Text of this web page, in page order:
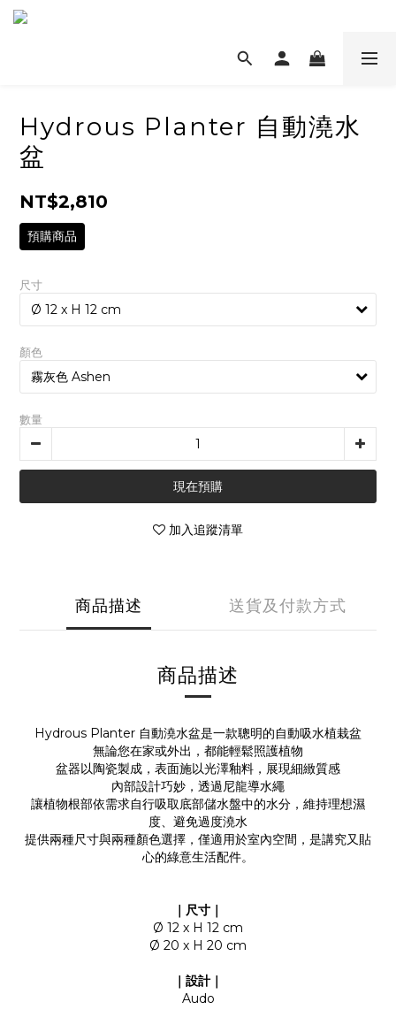
Hydrous Planter 自動澆水
盆
NT$2,810
預購商品
尺寸
顏色
數量
現在預購
加入追蹤清單
商品描述 送貨及付款方式
商品描述
Hydrous Planter 自動澆水盆是一款聰明的自動吸水植栽盆
無論您在家或外出，都能輕鬆照護植物
盆器以陶瓷製成，表面施以光澤釉料，展現細緻質感
內部設計巧妙，透過尼龍導水繩
讓植物根部依需求自行吸取底部儲水盤中的水分，維持理想濕
度、避免過度澆水
提供兩種尺寸與兩種顏色選擇，僅適用於室內空間，是講究又貼
心的綠意生活配件。
｜尺寸｜
Ø 12 x H 12 cm
Ø 20 x H 20 cm
｜設計｜
Audo